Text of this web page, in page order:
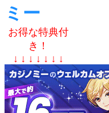
ミー
お得な特典付
き！
↓ ↓ ↓ ↓ ↓ ↓ ↓